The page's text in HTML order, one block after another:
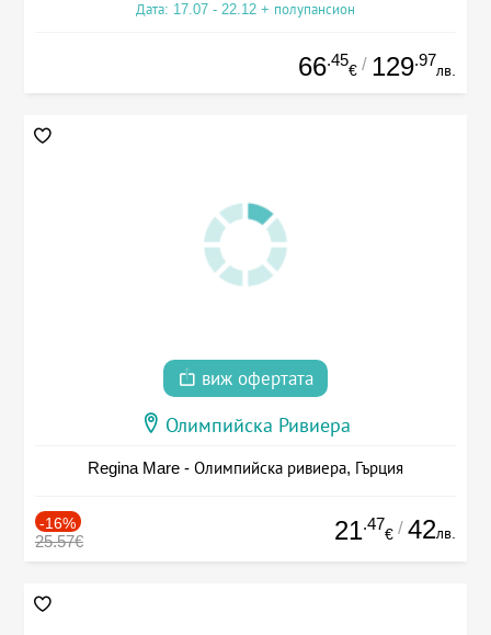
Дата: 17.07 - 22.12 + полупансион
66.45
€ / 129.97
лв.
виж офертата
Олимпийска Ривиера
Regina Mare - Олимпийска ривиера, Гърция
-16%
25.57€ 21.47
€ / 42лв.